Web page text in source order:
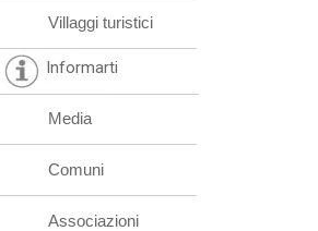
Villaggi turistici
Informarti
Media
Comuni
Associazioni